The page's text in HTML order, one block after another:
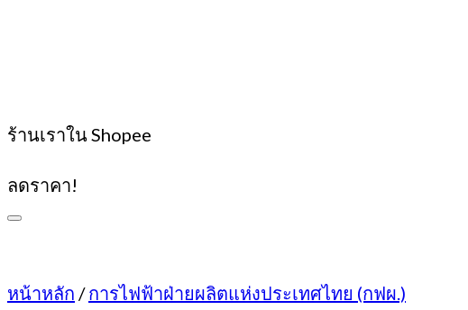
ร้านเราใน Shopee
ลดราคา!
หน้าหลัก / การไฟฟ้าฝ่ายผลิตแห่งประเทศไทย (กฟผ.)